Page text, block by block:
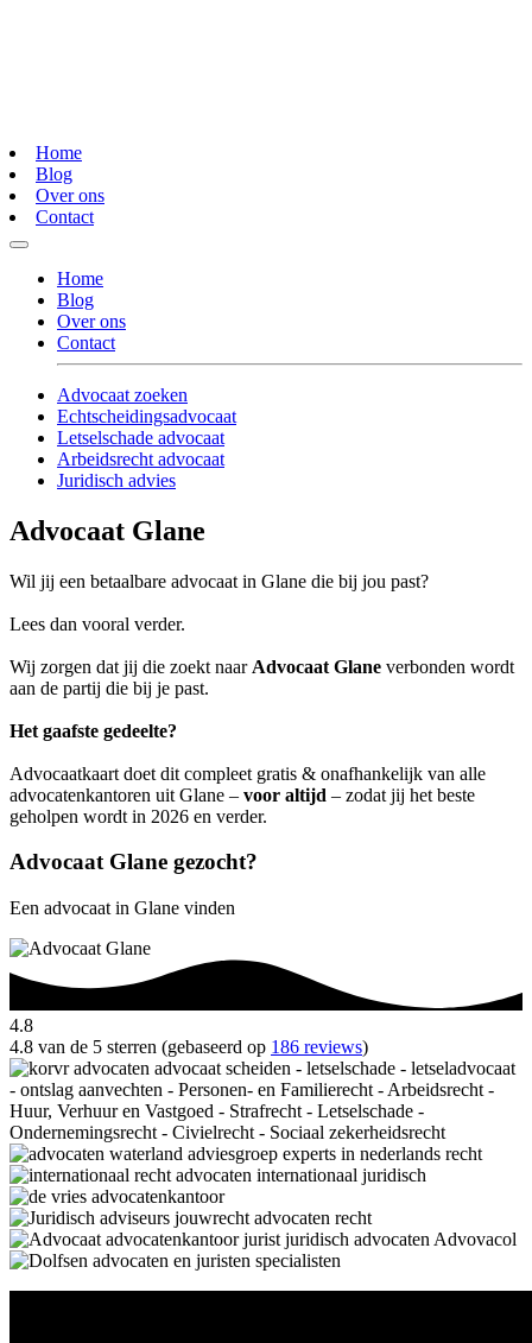
Home
Blog
Over ons
Contact
Home
Blog
Over ons
Contact
Advocaat zoeken
Echtscheidingsadvocaat
Letselschade advocaat
Arbeidsrecht advocaat
Juridisch advies
Advocaat Glane
Wil jij een betaalbare advocaat in Glane die bij jou past?
Lees dan vooral verder.
Wij zorgen dat jij die zoekt naar Advocaat Glane verbonden wordt
aan de partij die bij je past.
Het gaafste gedeelte?
Advocaatkaart doet dit compleet gratis & onafhankelijk van alle
advocatenkantoren uit Glane – voor altijd – zodat jij het beste
geholpen wordt in 2026 en verder.
Advocaat Glane gezocht?
Een advocaat in Glane vinden
4.8
4.8 van de 5 sterren (gebaseerd op 186 reviews)